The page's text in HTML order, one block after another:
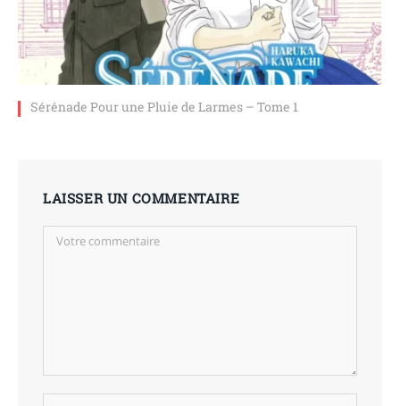
Sérénade Pour une Pluie de Larmes – Tome 1
LAISSER UN COMMENTAIRE